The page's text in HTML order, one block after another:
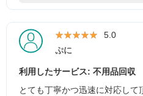
★★★★★
★★★★★ 5.0
ぷに
利用したサービス: 不用品回収
とても丁寧かつ迅速に対応し